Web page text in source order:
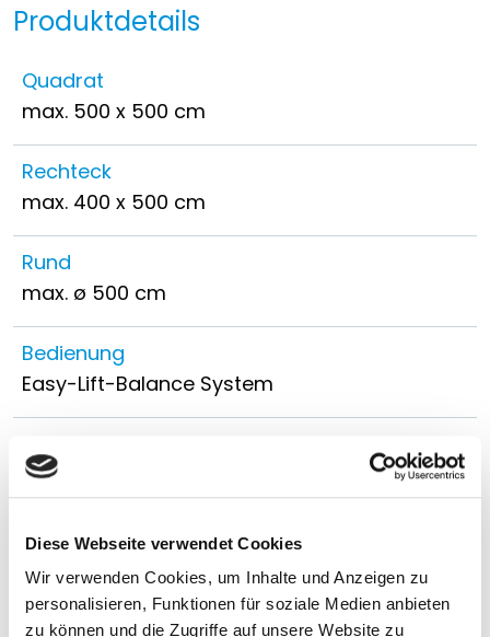
Diese Webseite verwendet Cookies
Wir verwenden Cookies, um Inhalte und Anzeigen zu
personalisieren, Funktionen für soziale Medien anbieten
zu können und die Zugriffe auf unsere Website zu
Produktdetails
Quadrat
max. 500 x 500 cm
Rechteck
max. 400 x 500 cm
Rund
max. ø 500 cm
Bedienung
Easy-Lift-Balance System
RAL 7016 anthrazitgrau, RAL 9016
verkehrsweiß, silber eloxiert, weitere RAL
Farben gegen Aufpreis
Schirmtuch
über 120 Dessins aus 100% robuster Acryl-